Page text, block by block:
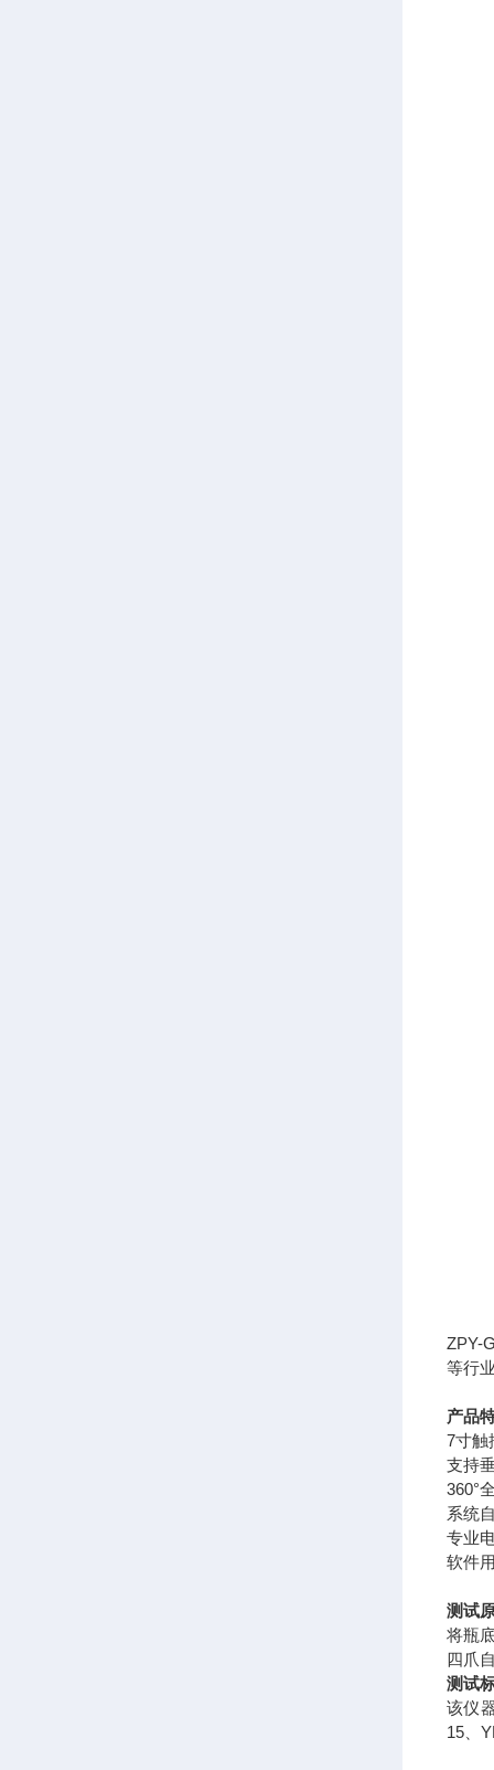
ZPY-
等行
产品
7寸触
支持
360°
系统
专业
软件
测试
将瓶
四爪
测试
该仪
15、